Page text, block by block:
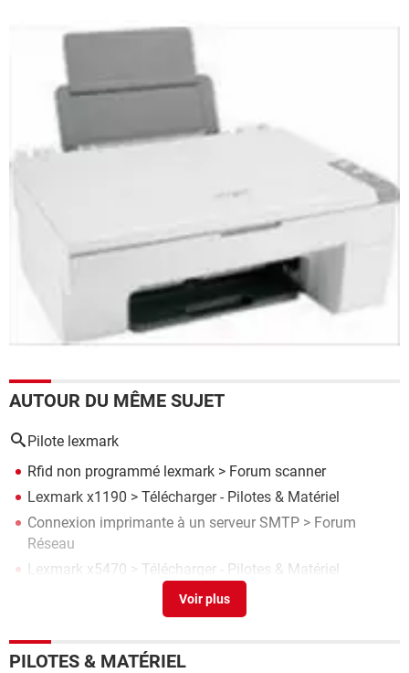
AUTOUR DU MÊME SUJET
Pilote lexmark
Rfid non programmé lexmark > Forum scanner
Lexmark x1190 > Télécharger - Pilotes & Matériel
Connexion imprimante à un serveur SMTP > Forum
Réseau
Lexmark x5470 > Télécharger - Pilotes & Matériel
Pilote d'imprimante Lexmark P4350 pour Windons 10
PILOTES & MATÉRIEL